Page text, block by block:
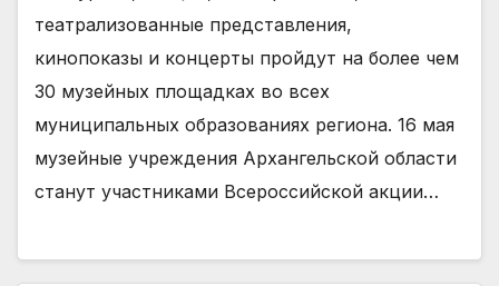
театрализованные представления,
кинопоказы и концерты пройдут на более чем
30 музейных площадках во всех
муниципальных образованиях региона. 16 мая
музейные учреждения Архангельской области
станут участниками Всероссийской акции…